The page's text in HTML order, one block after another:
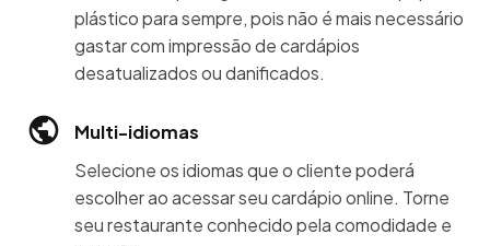
plástico para sempre, pois não é mais necessário
gastar com impressão de cardápios
desatualizados ou danificados.
Multi-idiomas
Selecione os idiomas que o cliente poderá
escolher ao acessar seu cardápio online. Torne
seu restaurante conhecido pela comodidade e